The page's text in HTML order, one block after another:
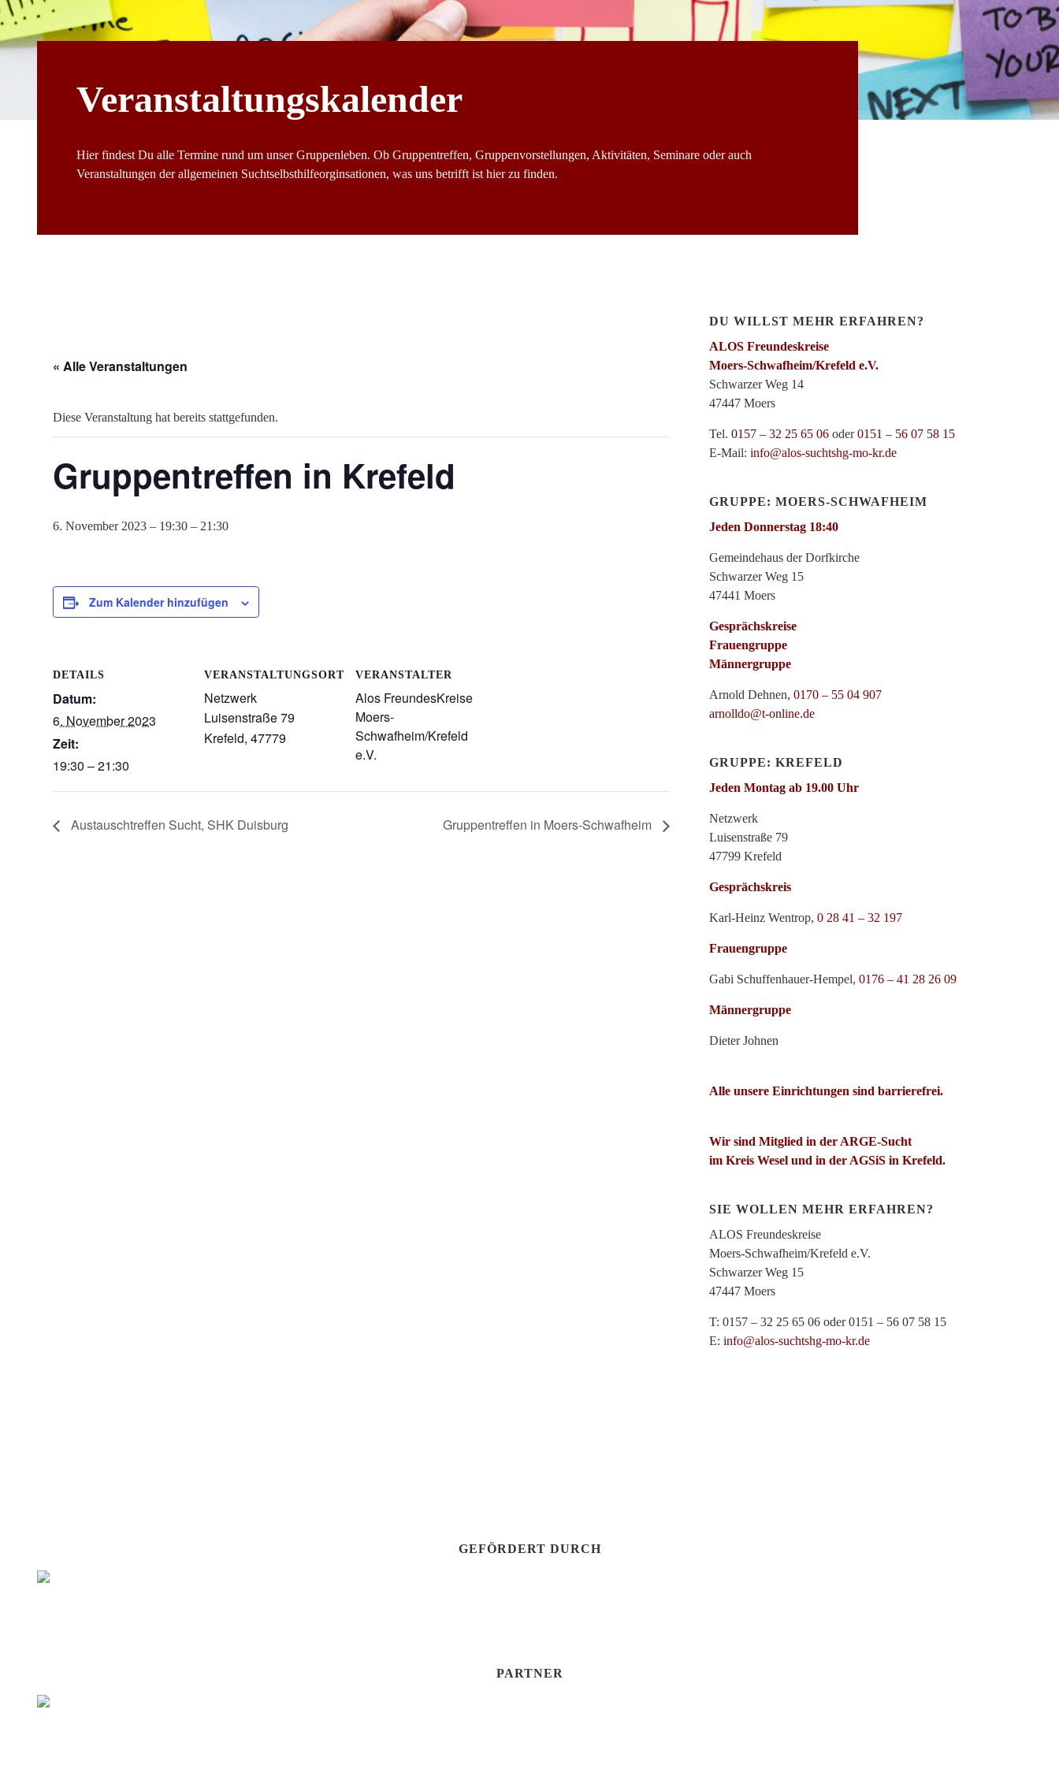
Veranstaltungskalender
Hier findest Du alle Termine rund um unser Gruppenleben. Ob Gruppentreffen, Gruppenvorstellungen, Aktivitäten, Seminare oder auch
Veranstaltungen der allgemeinen Suchtselbsthilfeorginsationen, was uns betrifft ist hier zu finden.
« Alle Veranstaltungen
Diese Veranstaltung hat bereits stattgefunden.
Gruppentreffen in Krefeld
6. November 2023 – 19:30 – 21:30
Zum Kalender hinzufügen
DETAILS
Datum:
6. November 2023
Zeit:
19:30 – 21:30
VERANSTALTUNGSORT
Netzwerk
Luisenstraße 79
Krefeld, 47779
VERANSTALTER
Alos FreundesKreise
Moers-
Schwafheim/Krefeld
e.V.
Austauschtreffen Sucht, SHK Duisburg Gruppentreffen in Moers-Schwafheim
DU WILLST MEHR ERFAHREN?
ALOS Freundeskreise
Moers-Schwafheim/Krefeld e.V.
Schwarzer Weg 14
47447 Moers
Tel.0157 – 32 25 65 06 oder0151 – 56 07 58 15
E-Mail:info@alos-suchtshg-mo-kr.de
GRUPPE: MOERS-SCHWAFHEIM
Jeden Donnerstag 18:40
Gemeindehaus der Dorfkirche
Schwarzer Weg 15
47441 Moers
Gesprächskreise
Frauengruppe
Männergruppe
Arnold Dehnen,0170 – 55 04 907
arnolldo@t-online.de
GRUPPE: KREFELD
Jeden Montag ab 19.00 Uhr
Netzwerk
Luisenstraße 79
47799 Krefeld
Gesprächskreis
Karl-Heinz Wentrop,0 28 41 – 32 197
Frauengruppe
Gabi Schuffenhauer-Hempel,0176 – 41 28 26 09
Männergruppe
Dieter Johnen
Alle unsere Einrichtungen sind barrierefrei.
Wir sind Mitglied in der ARGE-Sucht
im Kreis Wesel und in der AGSiS in Krefeld.
SIE WOLLEN MEHR ERFAHREN?
ALOS Freundeskreise
Moers-Schwafheim/Krefeld e.V.
Schwarzer Weg 15
47447 Moers
T: 0157 – 32 25 65 06 oder 0151 – 56 07 58 15
E:info@alos-suchtshg-mo-kr.de
GEFÖRDERT DURCH
PARTNER